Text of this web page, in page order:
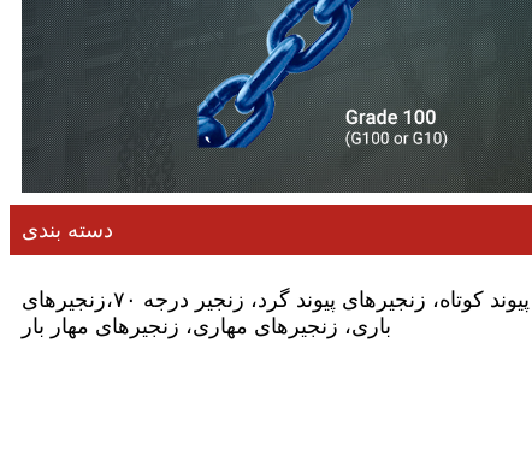
دسته بندی
کوتاه، زنجیرهای پیوند گرد، زنجیر درجه ۷۰،
زنجیرهای
باری، زنجیرهای مهاری، زنجیرهای مهار بار